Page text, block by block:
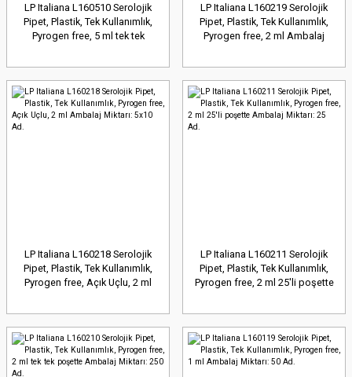
LP Italiana L160510 Serolojik
Pipet, Plastik, Tek Kullanımlık,
Pyrogen free, 5 ml tek tek
LP Italiana L160219 Serolojik
Pipet, Plastik, Tek Kullanımlık,
Pyrogen free, 2 ml Ambalaj
LP Italiana L160218 Serolojik
Pipet, Plastik, Tek Kullanımlık,
Pyrogen free, Açık Uçlu, 2 ml
LP Italiana L160211 Serolojik
Pipet, Plastik, Tek Kullanımlık,
Pyrogen free, 2 ml 25'li poşette